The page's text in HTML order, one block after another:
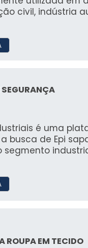
civil, indústria
SEGURANÇA
é uma
busca de Epi
segmento
ROUPA EM TECIDO